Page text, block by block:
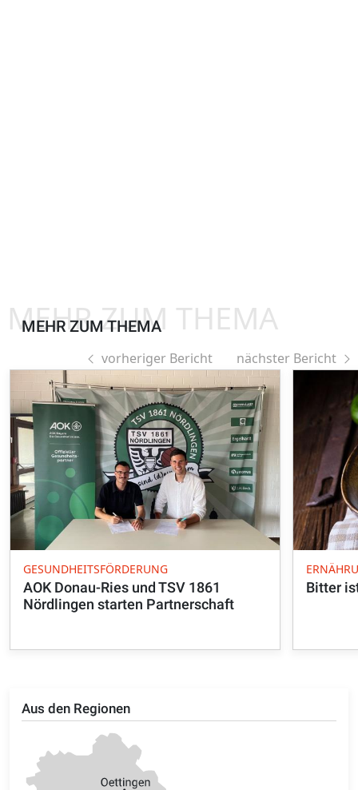
Aus den Regionen
MEHR ZUM THEMA
MEHR ZUM THEMA
vorheriger Bericht nächster Bericht
GESUNDHEITSFÖRDERUNG
AOK Donau-Ries und TSV 1861
Nördlingen starten Partnerschaft
Bitter